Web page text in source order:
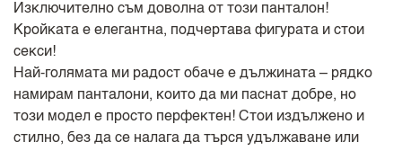
Изключително съм доволна от този панталон!
Кройката е елегантна, подчертава фигурата и стои
секси!
Най-голямата ми радост обаче е дължината – рядко
намирам панталони, които да ми паснат добре, но
този модел е просто перфектен! Стои издължено и
стилно, без да се налага да търся удължаване или